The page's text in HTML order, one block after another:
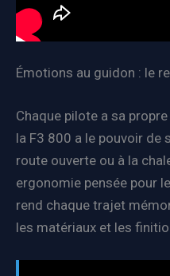
Émotions au guidon : le
Chaque pilote a sa
la F3 800 a le pouvoir de
route ouverte ou à la
ergonomie pensée pour
rend chaque trajet
les matériaux et les